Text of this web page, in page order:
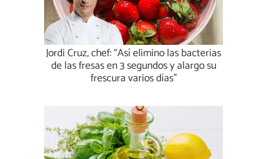
Jordi Cruz, chef: “Así elimino las bacterias
de las fresas en 3 segundos y alargo su
frescura varios días”